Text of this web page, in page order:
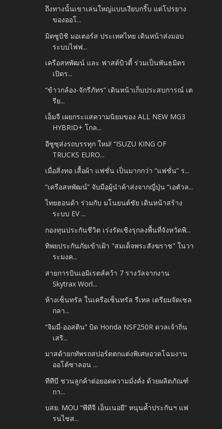
ถึงทางนั้นเขาเล่นใหญ่แบบเงียบกริ๊บ แต่โปรยาง
ของออโ...
มิตซูบิชิ มอเตอร์ส ประเทศไทย เดินหน้าส่งมอบ
ระบบไฟฟ...
เครือสหพัฒน์ และ ฟาสต์บิวตี้ ร่วมเป็นพันธมิตร
เปิดร...
“ข้าวกล้อง-จักรีภัทร” เดินหน้าเก็บประสบการณ์ เต
รีย...
เอ็มจี เผยกระแสความนิยมของ ALL NEW MG3
HYBRID+ โกล...
อีซูซุส่งรถบรรทุก ใหม่! “ISUZU KING OF
TRUCKS EURO...
เมื่อสิ่งทอ เสื้อผ้า แฟชั่น เป็นมากกว่า “แฟชั่น” ร...
“เครือสหพัฒน์” จับมือผู้นำค้าส่งจากญี่ปุ่น “เอตัวล...
ไทยฮอนด้า ร่วมกับ มโนยนต์ชัย เดินหน้าสร้าง
ระบบ EV ...
กองทุนประกันชีวิต เร่งรัดเชิงรุกลงพื้นที่จังหวัดพิ...
ทิพยประกันภัยเข้าเฝ้า "สมเด็จพระสังฆราช" ในวา
ระมงค...
สายการบินเอมิเรตส์คว้า 7 รางวัลจากงาน
Skytrax Worl...
ห้างเซ็นทรัล ในเครือเซ็นทรัล รีเทล เตรียมจัดเซล
กลา...
“จิมมี่-ออสติน” บิด Honda NSF250R ดวลเจ้าถิ่น
เสริ...
มาสด้ายกทัพรถสปอร์ตตกแต่งพิเศษอวดโฉมงาน
ออโต้ซาลอน ...
ทีทีบี ชวนลูกค้าต่อยอดความมั่งคั่ง ด้วยผลิตภัณฑ์
กา...
บสย. MOU “พีทีจี เอ็นเนอยี” หนุนค้ำประกันฯ แฟ
รนไชส...